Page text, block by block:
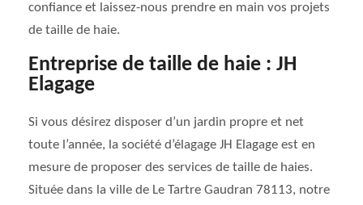
confiance et laissez-nous prendre en main vos projets
de taille de haie.
Entreprise de taille de haie : JH
Elagage
Si vous désirez disposer d’un jardin propre et net
toute l’année, la société d’élagage JH Elagage est en
mesure de proposer des services de taille de haies.
Située dans la ville de Le Tartre Gaudran 78113, notre